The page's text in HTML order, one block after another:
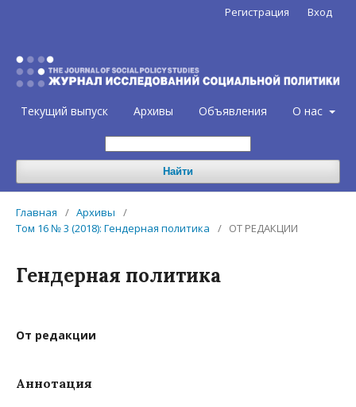
Текущий выпуск Архивы Объявления О нас
Найти
Регистрация Вход
Главная / Архивы
/
Том 16 № 3 (2018): Гендерная политика
/ ОТ РЕДАКЦИИ
Гендерная политика
Oт редакции
Аннотация